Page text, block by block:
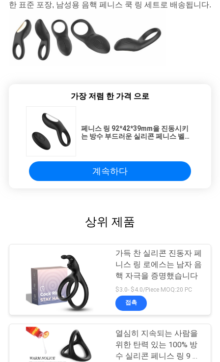
한 표준 포장, 남성용 음핵 페니스 쿡 링 세트로 배송됩니다.
가장 저렴 한 가격 으로
페니스 링 92*42*39mm을 진동시키
는 방수 부드러운 실리콘 페니스 벨소
계속하다
상위 제품
가득 찬 실리콘 진동자 페
니스 링 로에스는 남자 음
핵 자극을 증명했습니다
$3.0- $4.0/Piece MOQ:20 PC
접촉
열심히 지속되는 사람을
위한 탄력 있는 100% 방
수 실리콘 페니스 링 9 진